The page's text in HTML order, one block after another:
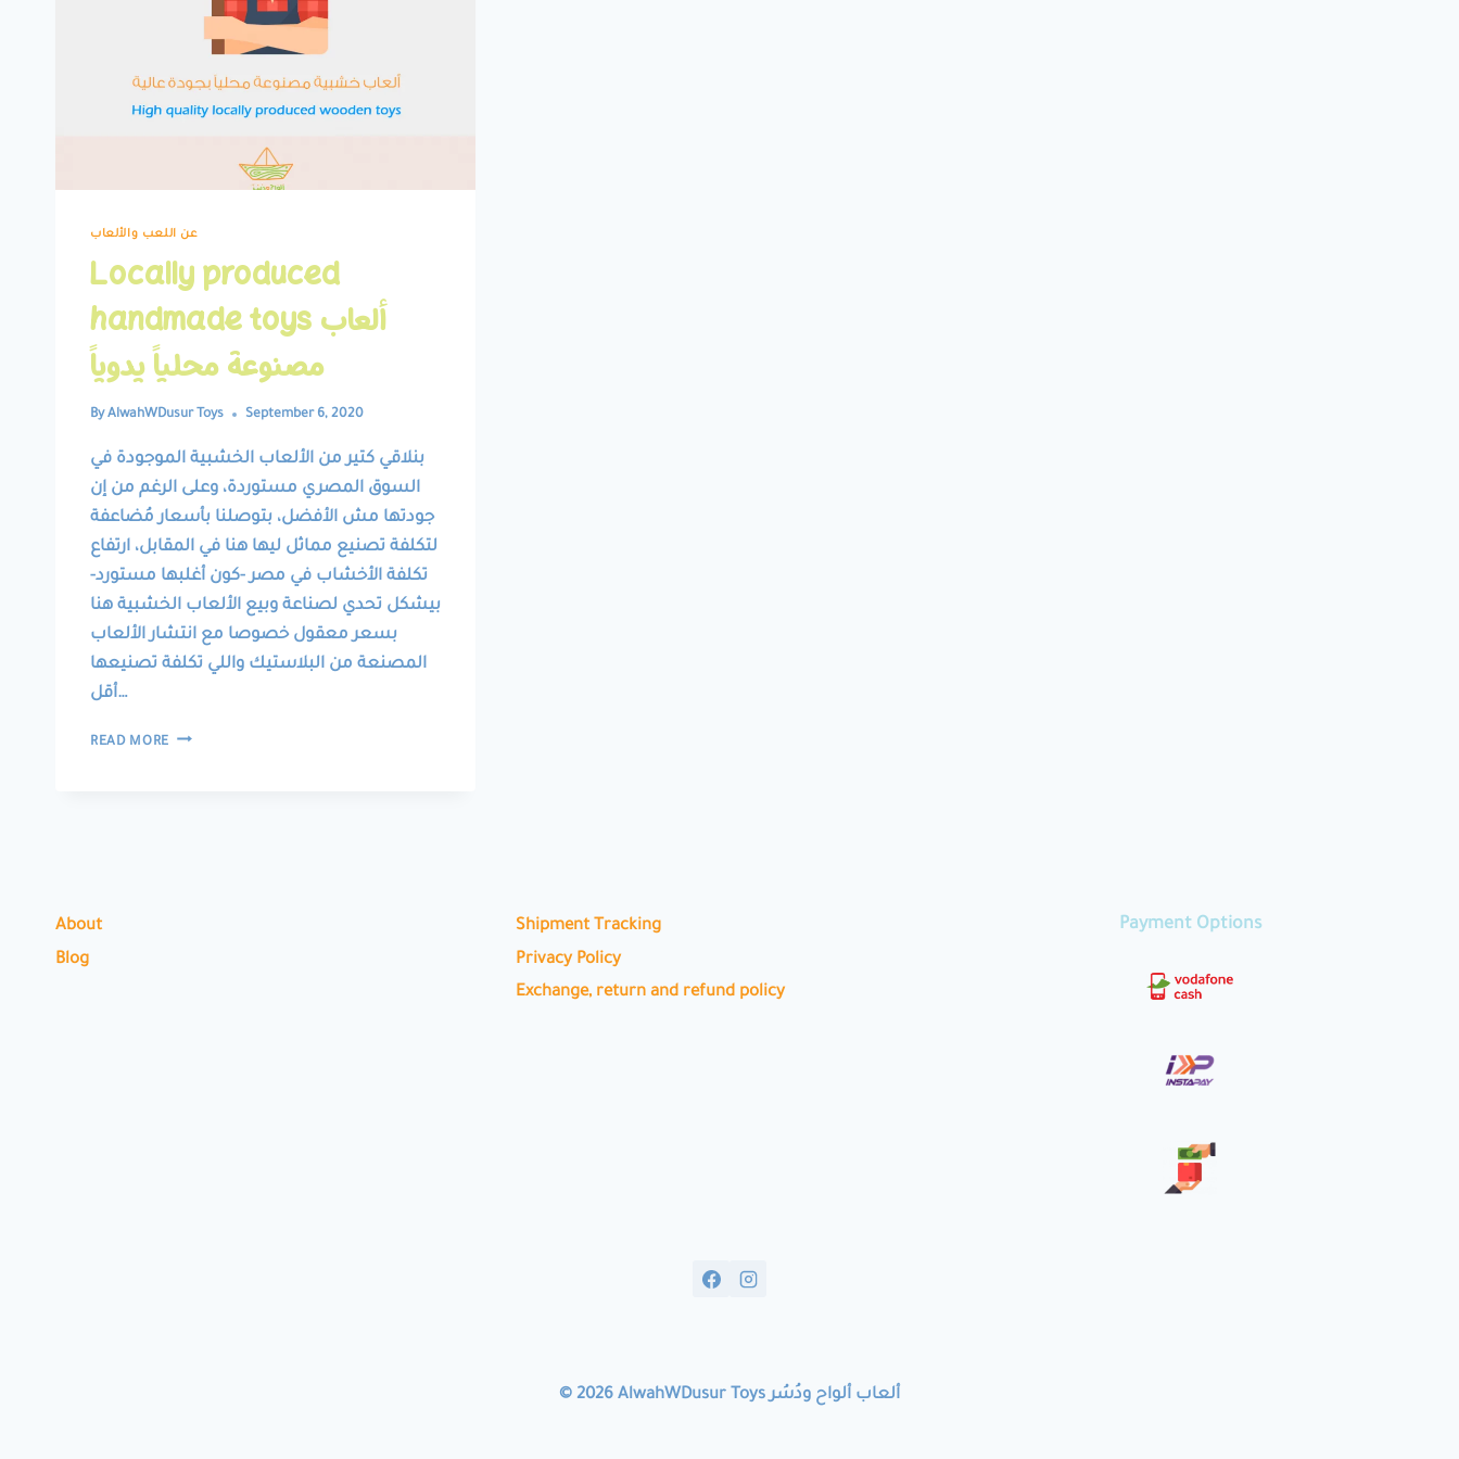
عن اللعب والألعاب
Locally produced
handmade toys ألعاب
مصنوعة محلياً يدوياً
By AlwahWDusur Toys September 6, 2020
بنلاقي كتير من الألعاب الخشبية الموجودة في
السوق المصري مستوردة، وعلى الرغم من إن
جودتها مش الأفضل، بتوصلنا بأسعار مُضاعفة
لتكلفة تصنيع مماثل ليها هنا في المقابل، ارتفاع
تكلفة الأخشاب في مصر -كون أغلبها مستورد-
بيشكل تحدي لصناعة وبيع الألعاب الخشبية هنا
بسعر معقول خصوصا مع انتشار الألعاب
المصنعة من البلاستيك واللي تكلفة تصنيعها
أقل…
READ MORE LOCALLY
About
Blog
Shipment Tracking
Privacy Policy
Exchange, return and refund policy
Payment Options
© 2026 AlwahWDusur Toys ألعاب ألواح ودُسُر